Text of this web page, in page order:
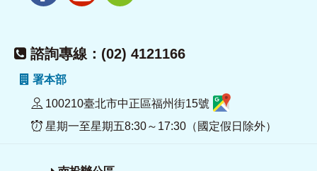
諮詢專線：(02) 4121166
署本部
100210臺北市中正區福州街15號
星期一至星期五8:30～17:30（國定假日除外）